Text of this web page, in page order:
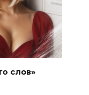
слов»